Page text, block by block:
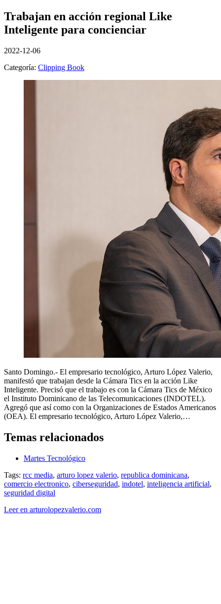
Trabajan en acción regional Like
Inteligente para concienciar
2022-12-06
Categoría: Clipping Book
Santo Domingo.- El empresario tecnológico, Arturo López Valerio,
manifestó que trabajan desde la Cámara Tics en la acción Like
Inteligente. Precisó que el trabajo es con la Cámara Tics de México
el Instituto Dominicano de las Telecomunicaciones (INDOTEL).
Agregó que así como con la Organizaciones de Estados Americanos
(OEA). El empresario tecnológico, Arturo López Valerio,…
Temas relacionados
Martes Tecnológico
Tags: rcc media, arturo lopez valerio, republica dominicana,
comercio electronico, ciberseguridad, indotel, inteligencia artificial,
seguridad digital
Leer en arturolopezvalerio.com